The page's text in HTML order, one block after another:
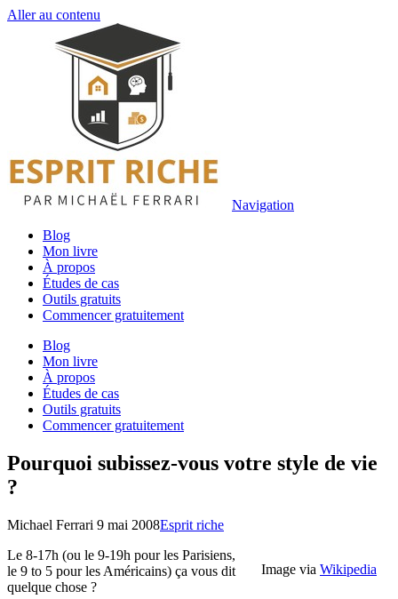
Aller au contenu
Navigation
Blog
Mon livre
À propos
Études de cas
Outils gratuits
Commencer gratuitement
Blog
Mon livre
À propos
Études de cas
Outils gratuits
Commencer gratuitement
Pourquoi subissez-vous votre style de vie
?
Michael Ferrari 9 mai 2008Esprit riche
Image via Wikipedia
Le 8-17h (ou le 9-19h pour les Parisiens,
le 9 to 5 pour les Américains) ça vous dit
quelque chose ?